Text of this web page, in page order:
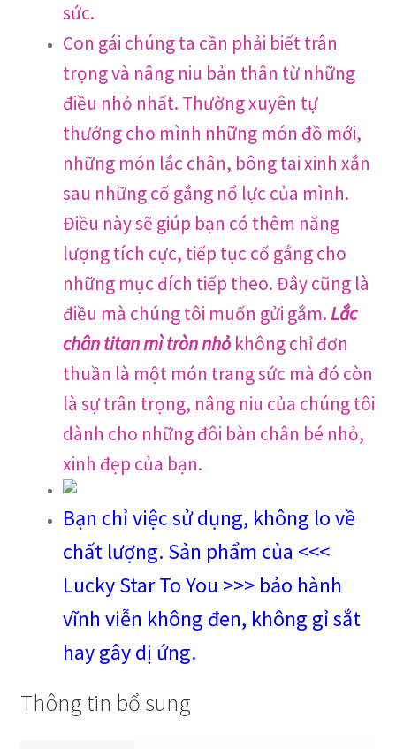
sức.
Con gái chúng ta cần phải biết trân
trọng và nâng niu bản thân từ những
điều nhỏ nhất. Thường xuyên tự
thưởng cho mình những món đồ mới,
những món lắc chân, bông tai xinh xắn
sau những cố gắng nổ lực của mình.
Điều này sẽ giúp bạn có thêm năng
lượng tích cực, tiếp tục cố gắng cho
những mục đích tiếp theo. Đây cũng là
điều mà chúng tôi muốn gửi gắm.Lắc
chân titan mì tròn nhỏkhông chỉ đơn
thuần là một món trang sức mà đó còn
là sự trân trọng, nâng niu của chúng tôi
dành cho những đôi bàn chân bé nhỏ,
xinh đẹp của bạn.
Bạn chỉ việc sử dụng, không lo về
chất lượng. Sản phẩm của <<<
Lucky Star To You >>> bảo hành
vĩnh viễn không đen, không gỉ sắt
hay gây dị ứng.
Thông tin bổ sung